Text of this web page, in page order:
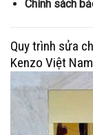
Chính sách
Quy trình sửa
Kenzo Việt Nam